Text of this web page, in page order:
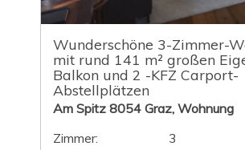
Wunderschöne 3-Zimmer-
mit rund 141 m² großen
Balkon und 2 -KFZ Carport-
Abstellplätzen
Am Spitz 8054 Graz, Wohnung
Zimmer:
3